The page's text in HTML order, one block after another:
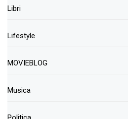
Libri
Lifestyle
MOVIEBLOG
Musica